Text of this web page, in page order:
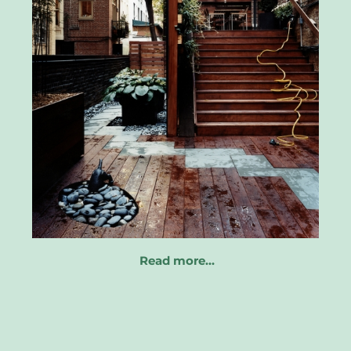
Read more…